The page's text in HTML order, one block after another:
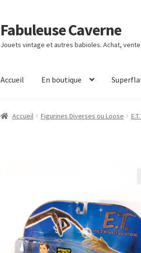
Aller
à
la
Aller
au
contenu
Fabuleuse Caverne
Jouets vintage et autres babioles. Achat,
Accueil En boutique
Accueil Figurines Diverses ou Loose